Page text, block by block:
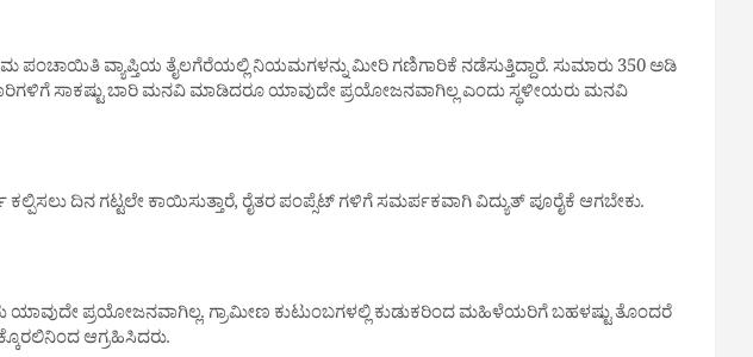
ಪಂಚಾಯಿತಿ ವ್ಯಾಪ್ತಿಯ ತೈಲಗೆರೆಯಲ್ಲಿ ನಿಯಮಗಳನ್ನು ಮೀರಿ ಗಣಿಗಾರಿಕೆ ನಡೆಸುತ್ತಿದ್ದಾರೆ. ಸುಮಾರು 350 ಅಡಿ
ಸಾಕಷ್ಟು ಬಾರಿ ಮನವಿ ಮಾಡಿದರೂ ಯಾವುದೇ ಪ್ರಯೋಜನವಾಗಿಲ್ಲ ಎಂದು ಸ್ಥಳೀಯರು ಮನವಿ
ದಿನ ಗಟ್ಟಲೇ ಕಾಯಿಸುತ್ತಾರೆ, ರೈತರ ಪಂಪ್ಸೆಟ್ ಗಳಿಗೆ ಸಮರ್ಪಕವಾಗಿ ವಿದ್ಯುತ್ ಪೂರೈಕೆ ಆಗಬೇಕು.
ಯಾವುದೇ ಪ್ರಯೋಜನವಾಗಿಲ್ಲ. ಗ್ರಾಮೀಣ ಕುಟುಂಬಗಳಲ್ಲಿ ಕುಡುಕರಿಂದ ಮಹಿಳೆಯರಿಗೆ ಬಹಳಷ್ಟು ತೊಂದರೆ
ಆಗ್ರಹಿಸಿದರು.